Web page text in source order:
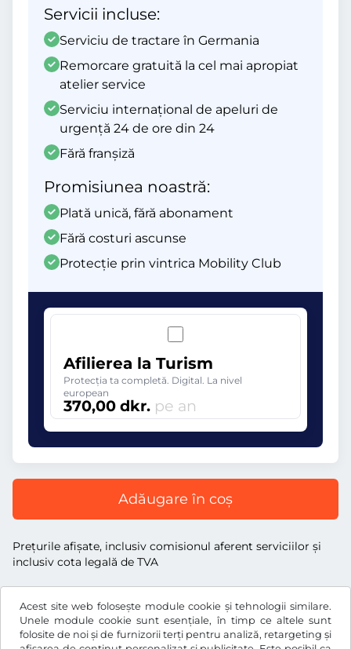
Acest site web folosește module cookie și tehnologii similare.
Unele module cookie sunt esențiale, în timp ce altele sunt
folosite de noi și de furnizorii terți pentru analiză, retargeting și
Servicii incluse:
Serviciu de tractare în Germania
Remorcare gratuită la cel mai apropiat
atelier service
Serviciu internațional de apeluri de
urgență 24 de ore din 24
Fără franșiză
Promisiunea noastră:
Plată unică, fără abonament
Fără costuri ascunse
Protecție prin vintrica Mobility Club
Afilierea la Turism
Protecția ta completă. Digital. La nivel
european
370,00 dkr. pe an
Adăugare în coș
Preţurile afişate, inclusiv comisionul aferent serviciilor și
inclusiv cota legală de TVA
dkr.DKK